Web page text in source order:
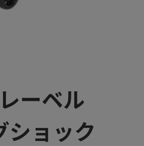
ーベル
ショック